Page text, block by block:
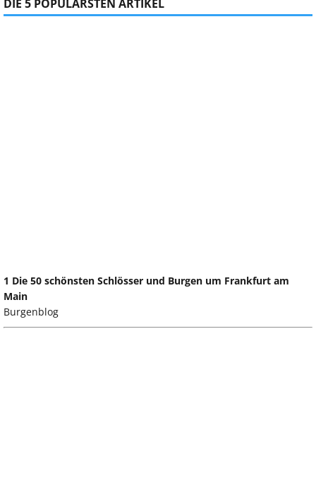
DIE 5 POPULÄRSTEN ARTIKEL
1 Die 50 schönsten Schlösser und Burgen um Frankfurt am
Main
Burgenblog